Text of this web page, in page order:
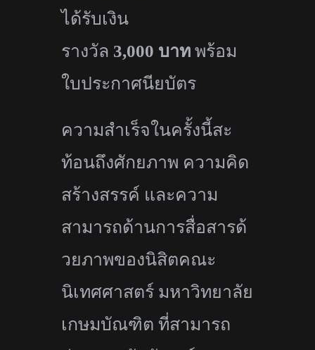
ได้รับเงิน
รางวัล 3,000 บาท พร้อม
ใบประกาศนียบัตร
ความสำเร็จในครั้งนี้สะ
ท้อนถึงศักยภาพ ความคิด
สร้างสรรค์ และความ
สามารถด้านการสื่อสารด้
วยภาพของนิสิตคณะ
นิเทศศาสตร์ มหาวิทยาลัย
เกษมบัณฑิต ที่สามารถ